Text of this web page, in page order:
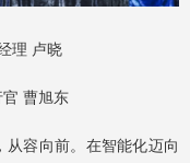
理 卢晓
官 曹旭东
容向前。在智能化迈向